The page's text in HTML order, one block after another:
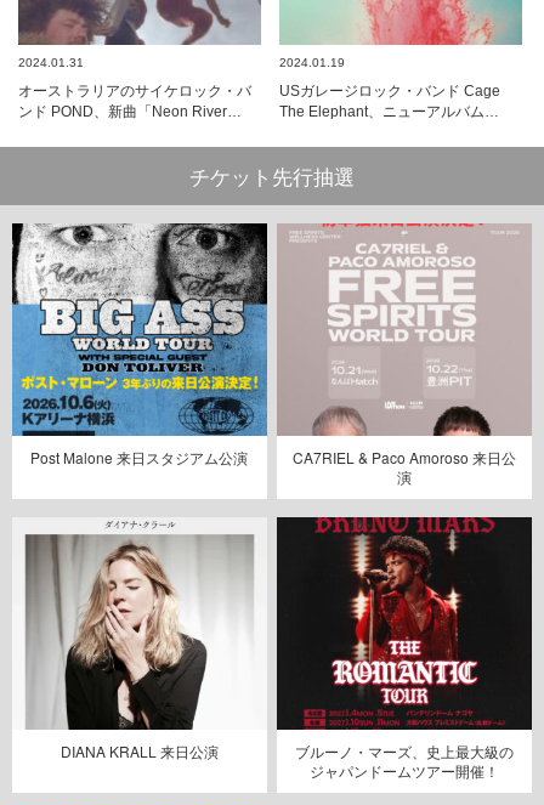
2024.01.31
オーストラリアのサイケロック・バ
ンド POND、新曲「Neon River…
2024.01.19
USガレージロック・バンド Cage
The Elephant、ニューアルバム…
チケット先行抽選
Post Malone 来日スタジアム公演
CA7RIEL & Paco Amoroso 来日公
演
DIANA KRALL 来日公演
ブルーノ・マーズ、史上最大級の
ジャパンドームツアー開催！